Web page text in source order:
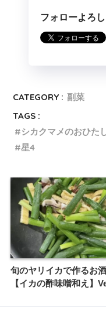
フォローよろ
CATEGORY : 副菜
TAGS :
シカクマメのおひた
星4
旬のヤリイカで作るお
【イカの酢味噌和え】